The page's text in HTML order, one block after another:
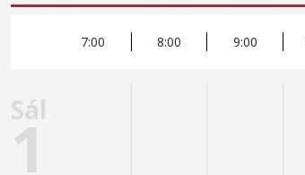
7:00 8:00 9:00